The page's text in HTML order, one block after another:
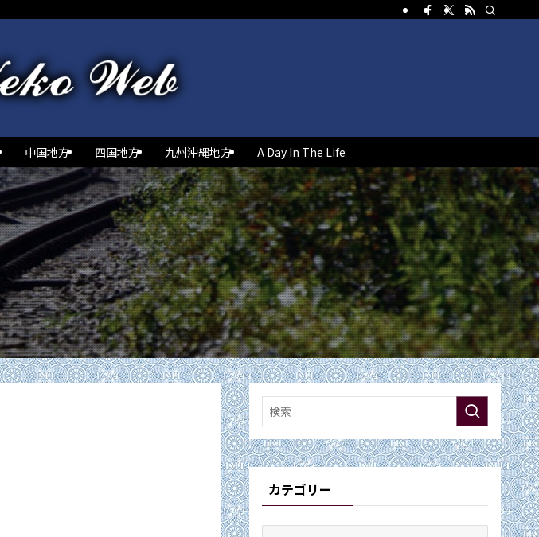
中国地方 四国地方 九州沖縄地方 A Day In The Life
カテゴリー